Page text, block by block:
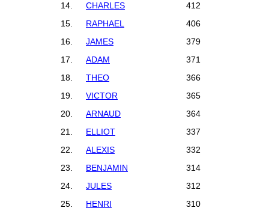
14.
CHARLES
412
15.
RAPHAEL
406
16.
JAMES
379
17.
ADAM
371
18.
THEO
366
19.
VICTOR
365
20.
ARNAUD
364
21.
ELLIOT
337
22.
ALEXIS
332
23.
BENJAMIN
314
24.
JULES
312
25.
HENRI
310